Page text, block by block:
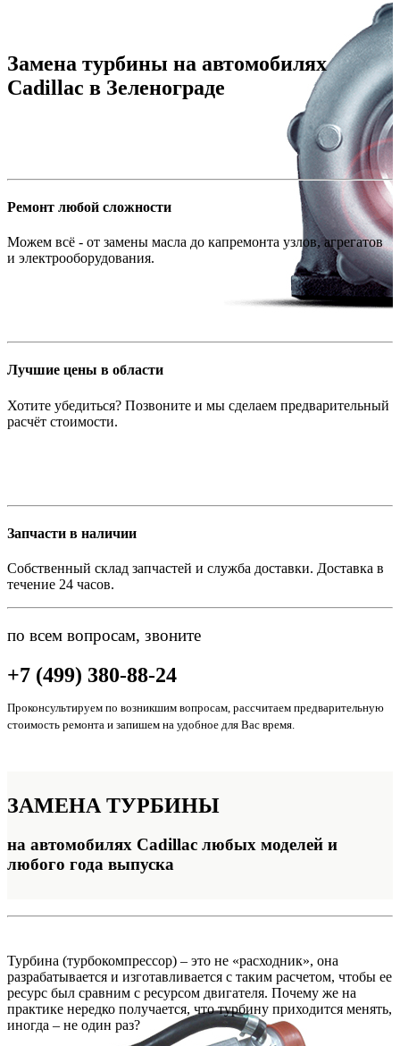
Замена турбины на автомобилях
Cadillac в Зеленограде
Ремонт любой сложности
Можем всё - от замены масла до капремонта узлов, агрегатов
и электрооборудования.
Лучшие цены в области
Хотите убедиться? Позвоните и мы сделаем предварительный
расчёт стоимости.
Запчасти в наличии
Собственный склад запчастей и служба доставки. Доставка в
течение 24 часов.
по всем вопросам, звоните
+7 (499) 380-88-24
Проконсультируем по возникшим вопросам, рассчитаем предварительную
стоимость ремонта и запишем на удобное для Вас время.
ЗАМЕНА ТУРБИНЫ
на автомобилях Cadillac любых моделей и
любого года выпуска
Турбина (турбокомпрессор) – это не «расходник», она
разрабатывается и изготавливается с таким расчетом, чтобы ее
ресурс был сравним с ресурсом двигателя. Почему же на
практике нередко получается, что турбину приходится менять,
иногда – не один раз?